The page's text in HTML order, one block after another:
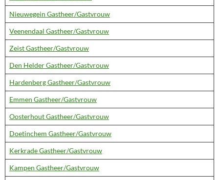
Nieuwegein Gastheer/Gastvrouw
Veenendaal Gastheer/Gastvrouw
Zeist Gastheer/Gastvrouw
Den Helder Gastheer/Gastvrouw
Hardenberg Gastheer/Gastvrouw
Emmen Gastheer/Gastvrouw
Oosterhout Gastheer/Gastvrouw
Doetinchem Gastheer/Gastvrouw
Kerkrade Gastheer/Gastvrouw
Kampen Gastheer/Gastvrouw